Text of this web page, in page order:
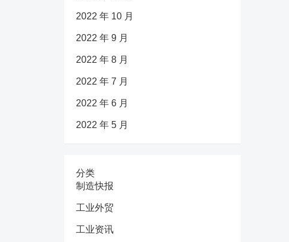
2022 年 10 月
2022 年 9 月
2022 年 8 月
2022 年 7 月
2022 年 6 月
2022 年 5 月
分类
制造快报
工业外贸
工业资讯